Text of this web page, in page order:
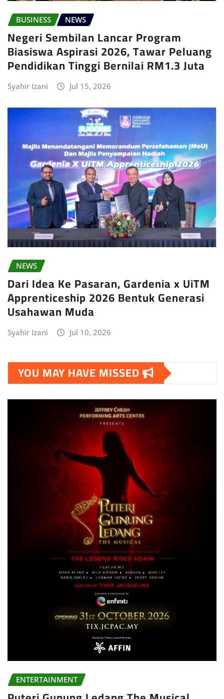
BUSINESS NEWS
Negeri Sembilan Lancar Program
Biasiswa Aspirasi 2026, Tawar Peluang
Pendidikan Tinggi Bernilai RM1.3 Juta
Syahir Izani Jul 15, 2026
NEWS
Dari Idea Ke Pasaran, Gardenia x UiTM
Apprenticeship 2026 Bentuk Generasi
Usahawan Muda
Syahir Izani Jul 10, 2026
YOU MAY HAVE MISSED
ENTERTAINMENT